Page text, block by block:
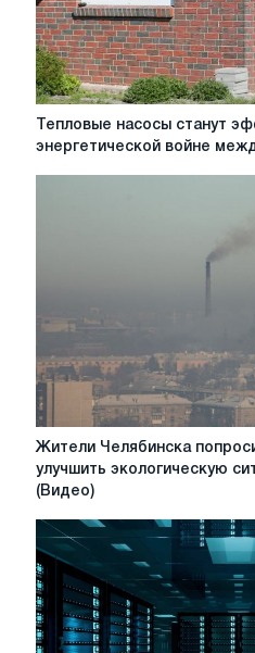
Тепловые
ЕС
Россией
–
Time
Тепловые насосы станут
энергетической войне
Жители
попросили
Байдена
улучшить
экологическую
ситуацию
в
городе
Жители Челябинска
улучшить экологическую
(Видео)